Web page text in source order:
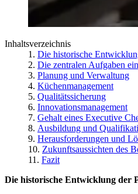
Inhaltsverzeichnis
Die historische
Die zentralen Aufgaben
Planung und Verwaltung
Küchenmanagement
Qualitätssicherung
Innovationsmanagement
Gehalt eines Executive
Ausbildung und
Herausforderungen und
Zukunftsaussichten des
Fazit
Die historische Entwicklung der